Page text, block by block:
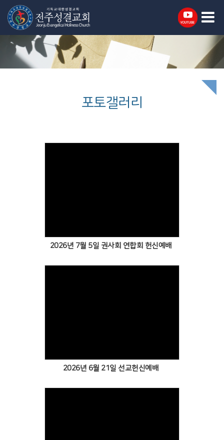
포토갤러리
2026년 7월 5일 권사회 연합회 헌신예배
2026년 6월 21일 선교헌신예배